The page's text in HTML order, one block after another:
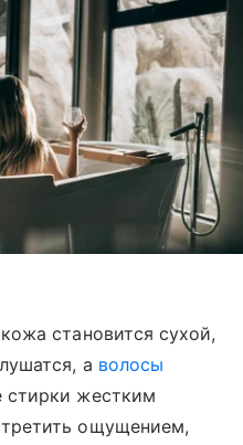
становится сухой,
а волосы
стирки жестким
ощущением,